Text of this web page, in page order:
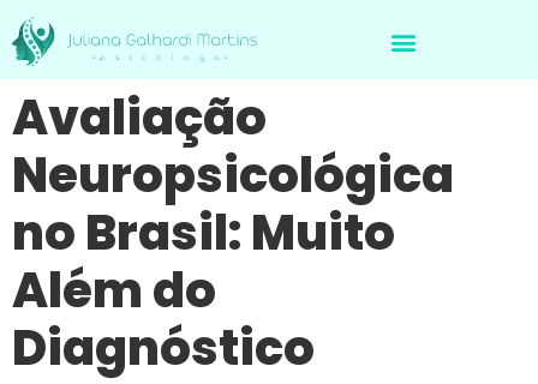
Avaliação
Neuropsicológica
no Brasil: Muito
Além do
Diagnóstico